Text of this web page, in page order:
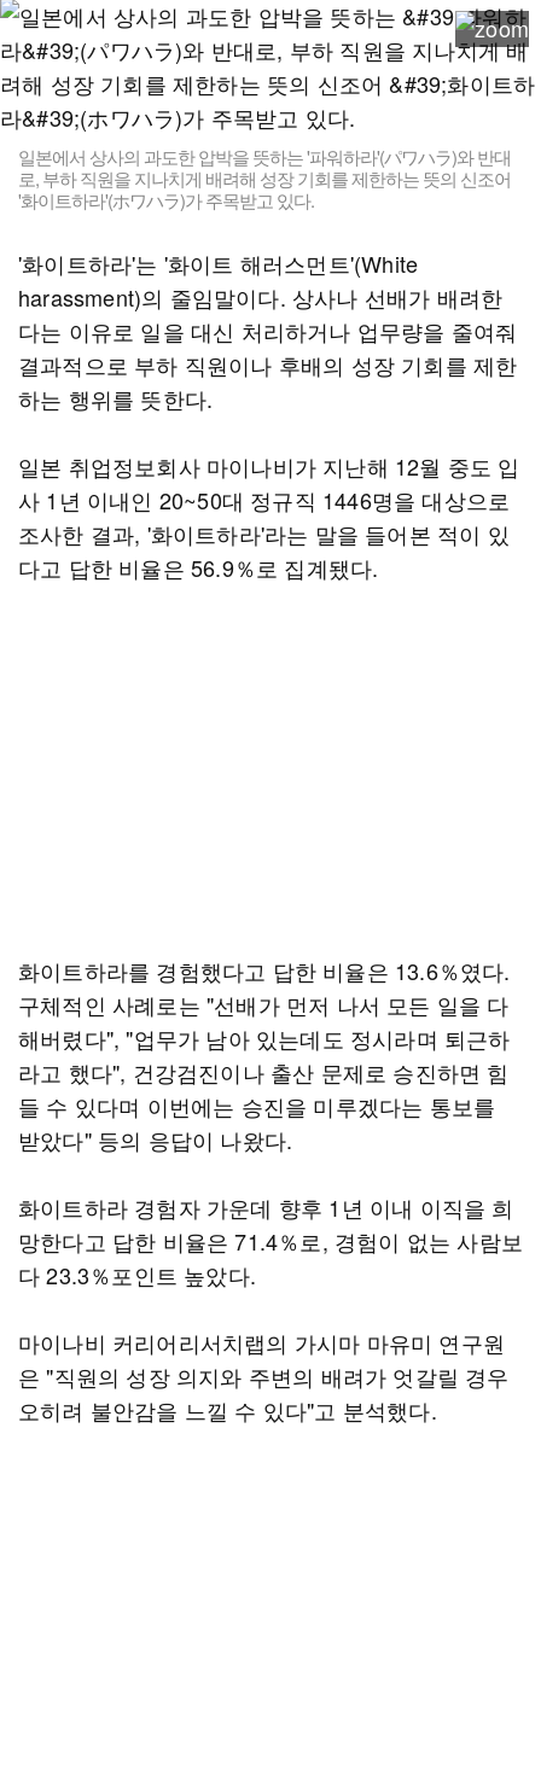
일본에서 상사의 과도한 압박을 뜻하는 '파워하라'(パワハラ)와 반대
로, 부하 직원을 지나치게 배려해 성장 기회를 제한하는 뜻의 신조어
'화이트하라'(ホワハラ)가 주목받고 있다.
'화이트하라'는 '화이트 해러스먼트'(White
harassment)의 줄임말이다. 상사나 선배가 배려한
다는 이유로 일을 대신 처리하거나 업무량을 줄여줘
결과적으로 부하 직원이나 후배의 성장 기회를 제한
하는 행위를 뜻한다.
일본 취업정보회사 마이나비가 지난해 12월 중도 입
사 1년 이내인 20~50대 정규직 1446명을 대상으로
조사한 결과, '화이트하라'라는 말을 들어본 적이 있
다고 답한 비율은 56.9％로 집계됐다.
화이트하라를 경험했다고 답한 비율은 13.6％였다.
구체적인 사례로는 "선배가 먼저 나서 모든 일을 다
해버렸다", "업무가 남아 있는데도 정시라며 퇴근하
라고 했다", 건강검진이나 출산 문제로 승진하면 힘
들 수 있다며 이번에는 승진을 미루겠다는 통보를
받았다" 등의 응답이 나왔다.
화이트하라 경험자 가운데 향후 1년 이내 이직을 희
망한다고 답한 비율은 71.4％로, 경험이 없는 사람보
다 23.3％포인트 높았다.
마이나비 커리어리서치랩의 가시마 마유미 연구원
은 "직원의 성장 의지와 주변의 배려가 엇갈릴 경우
오히려 불안감을 느낄 수 있다"고 분석했다.